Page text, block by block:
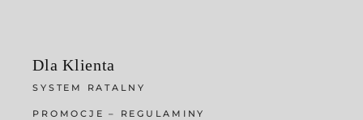
Dla Klienta
SYSTEM RATALNY
PROMOCJE – REGULAMINY